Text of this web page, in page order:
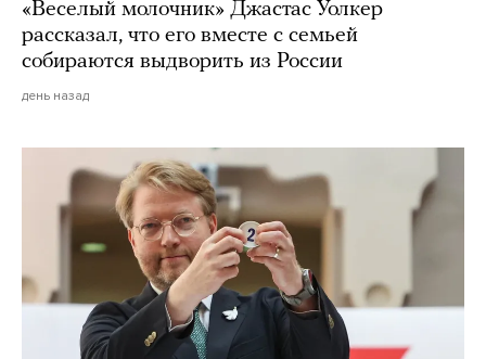
«Веселый молочник» Джастас Уолкер
рассказал, что его вместе с семьей
собираются выдворить из России
день назад